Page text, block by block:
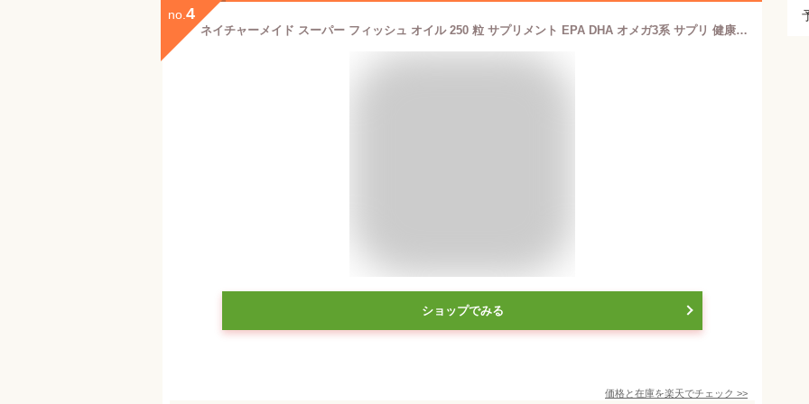
no. 4
ネイチャーメイド スーパー フィッシュ オイル 250 粒 サプリメント EPA DHA オメガ3系 サプリ 健康食品 毎日 魚 油 成分 原材料 成分 原料 大容量 つぶ 天然 自然 由来 ブランド メーカー オリジナル【Costco コストコ 通販】【Costco コストコ】
ショップでみる
価格と在庫を楽天でチェック >>